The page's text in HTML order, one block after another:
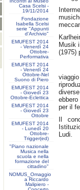
Casa Scelsi -
19/11/2014
Fondazione
Isabella Scelsi
serie "Appunti
d'Archivio"
EMUFEST 2014
- Venerdì 24
Ottobre-
Performativa
EMUFEST 2014
- Venerdì 24
Ottobre-Nel
Suono di Piero
EMUFEST 2014
- Giovedì 23
Ottobre-Eclettica
EMUFEST 2014
- Giovedì 23
Ottobre
EMUFEST 2014
- Lunedì 20
Ottobre-
Trigger(ed)
"Piano nazionale
Musica nella
scuola e nella
formazione del
cittadino"
NOMUS_Omaggio
a Riccardo
Malipiero -
Musik
(1975)
per il
Il
Ludi.